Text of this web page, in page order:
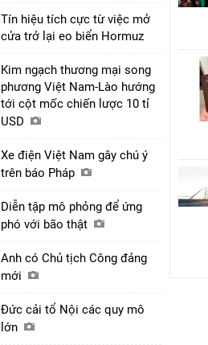
Tín hiệu tích cực từ việc mở
cửa trở lại eo biển Hormuz
Kim ngạch thương mại song
phương Việt Nam-Lào hướng
tới cột mốc chiến lược 10 tỉ
USD
Xe điện Việt Nam gây chú ý
trên báo Pháp
Diễn tập mô phỏng để ứng
phó với bão thật
Anh có Chủ tịch Công đảng
mới
Đức cải tổ Nội các quy mô
lớn